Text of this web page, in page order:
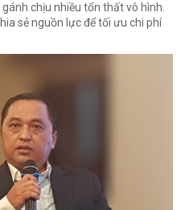
chịu nhiều tổn thất vô hình.
sẻ nguồn lực để tối ưu chi phí